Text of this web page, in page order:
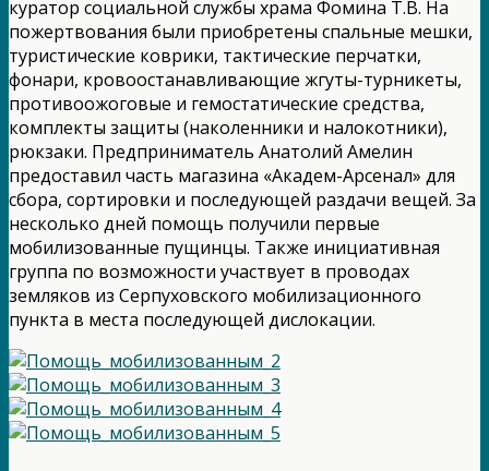
куратор социальной службы храма Фомина Т.В. На
пожертвования были приобретены спальные мешки,
туристические коврики, тактические перчатки,
фонари, кровоостанавливающие жгуты-турникеты,
противоожоговые и гемостатические средства,
комплекты защиты (наколенники и налокотники),
рюкзаки. Предприниматель Анатолий Амелин
предоставил часть магазина «Академ-Арсенал» для
сбора, сортировки и последующей раздачи вещей. За
несколько дней помощь получили первые
мобилизованные пущинцы. Также инициативная
группа по возможности участвует в проводах
земляков из Серпуховского мобилизационного
пункта в места последующей дислокации.